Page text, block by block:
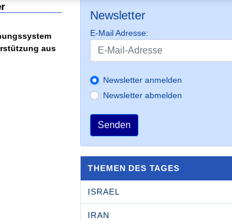
aus
Newsletter
E-Mail Adresse:
Newsletter anmelden
Newsletter abmelden
Senden
THEMEN DES TAGES
ISRAEL
IRAN